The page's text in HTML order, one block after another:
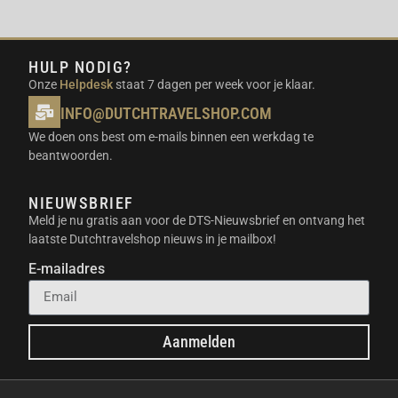
M kleurprofiel meer flexibiliteit bij de
nabewerking van beelden. Je hebt meer
controle over de kleuren en kunt zo de perfecte
look creëren.
Ingebouwde opslag:Met 47GB aan bruikbare
ingebouwde opslag kun je direct aan de slag
MicroSD kaart.
Wi-Fi 6.0 en USB 3.0: Snelle
zorgen ervoor dat je je beelden razendsnel kunt
overzetten naar je computer of smartphone.
GEBRUIKSSCENARIO’S VOOR
REIZIGERS
HULP NODIG?
Onze Helpdesk staat 7 dagen per week voor je klaar.
INFO@DUTCHTRAVELSHOP.COM
We doen ons best om e-mails binnen een werkdag te
beantwoorden.
NIEUWSBRIEF
Meld je nu gratis aan voor de DTS-Nieuwsbrief en ontvang het
laatste Dutchtravelshop nieuws in je mailbox!
E-mailadres
Aanmelden